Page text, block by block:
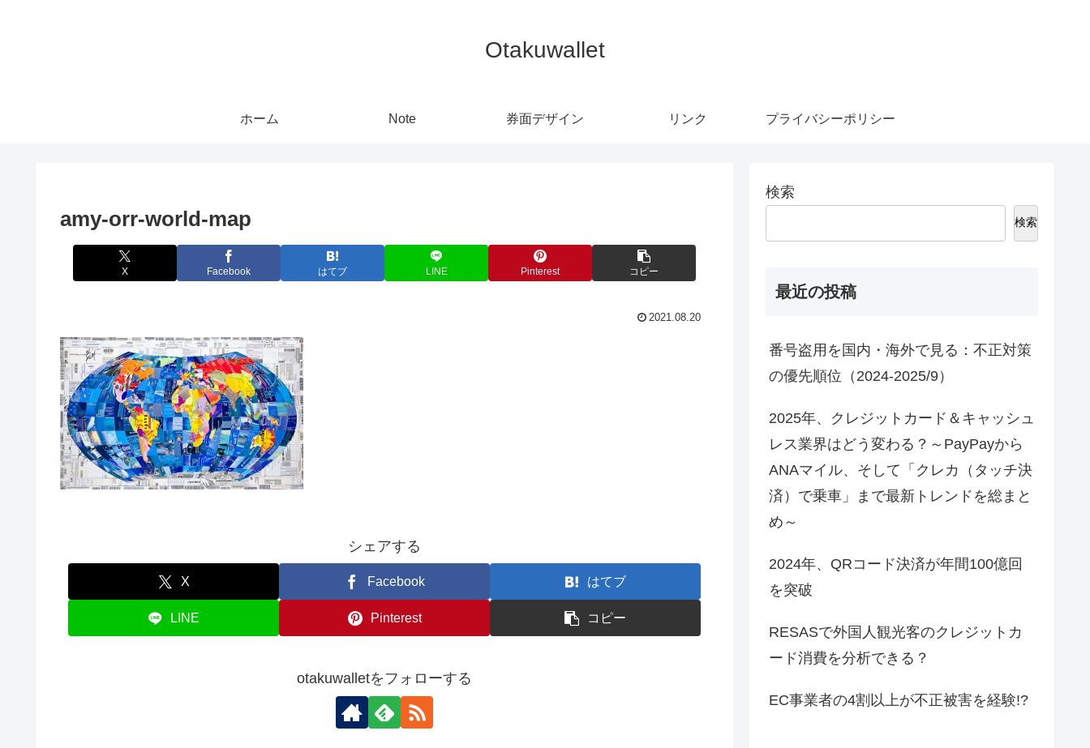
Otakuwallet
ホーム Note 券面デザイン リンク プライバシーポリシー
amy-orr-world-map
X Facebook はてブ LINE Pinterest コピー
2021.08.20
シェアする
X Facebook はてブ
LINE Pinterest コピー
otakuwalletをフォローする
検索
検索
最近の投稿
番号盗用を国内・海外で見る：不正対策
の優先順位（2024-2025/9）
2025年、クレジットカード＆キャッシュ
レス業界はどう変わる？～PayPayから
ANAマイル、そして「クレカ（タッチ決
済）で乗車」まで最新トレンドを総まと
め～
2024年、QRコード決済が年間100億回
を突破
RESASで外国人観光客のクレジットカ
ード消費を分析できる？
EC事業者の4割以上が不正被害を経験!?